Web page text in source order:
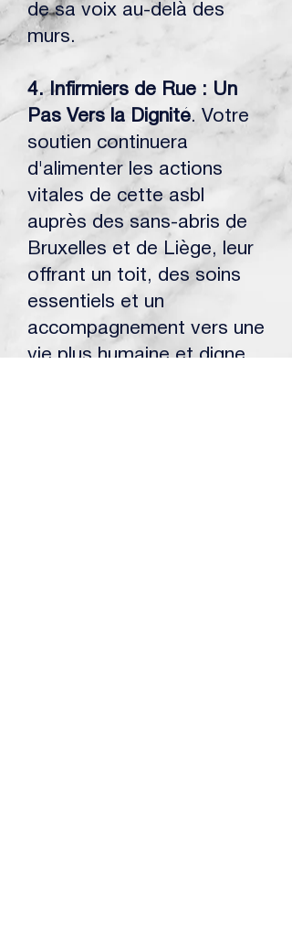
de sa voix au-delà des
murs.
4. Infirmiers de Rue : Un
Pas Vers la Dignité. Votre
soutien continuera
d'alimenter les actions
vitales de cette asbl
auprès des sans-abris de
Bruxelles et de Liège, leur
offrant un toit, des soins
essentiels et un
accompagnement vers une
vie plus humaine et digne.